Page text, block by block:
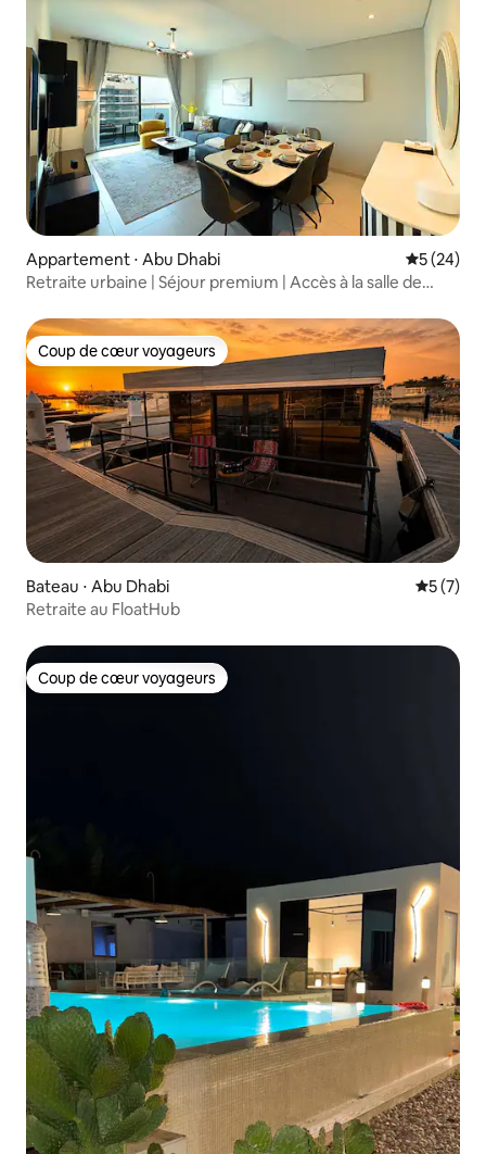
Appartement ⋅ Abu Dhabi
5 (24)
Retraite urbaine | Séjour premium | Accès à la salle de
Coup de cœur voyageurs
Coup de cœur voyageurs
Bateau ⋅ Abu Dhabi
5 (7)
Retraite au FloatHub
Coup de cœur voyageurs
Coup de cœur voyageurs